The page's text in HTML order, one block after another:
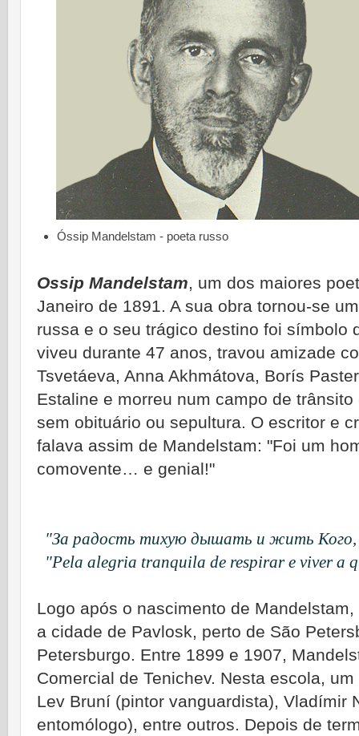
Óssip Mandelstam - poeta russo
Ossip Mandelstam, um dos maiores
Janeiro de 1891. A sua obra tornou-se
russa e o seu trágico destino foi símbolo
viveu durante 47 anos, travou amizade
Tsvetáeva, Anna Akhmátova, Borís
Estaline e morreu num campo de
sem obituário ou sepultura. O escritor e
falava assim de Mandelstam: "Foi um
comovente… e genial!"
"За радость тихую дышать и жить Кого,
"Pela alegria tranquila de respirar e viver a
Logo após o nascimento de
a cidade de Pavlosk, perto de São
Petersburgo. Entre 1899 e 1907,
Comercial de Tenichev. Nesta escola,
Lev Bruní (pintor vanguardista), Vladímir
entomólogo), entre outros. Depois de